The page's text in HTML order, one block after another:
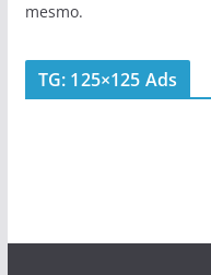
mesmo.
TG: 125×125 Ads